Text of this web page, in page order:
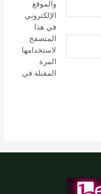
والموقع
الإلكتروني
في هذا
المتصفح
لاستخدامها
المرة
المقبلة في